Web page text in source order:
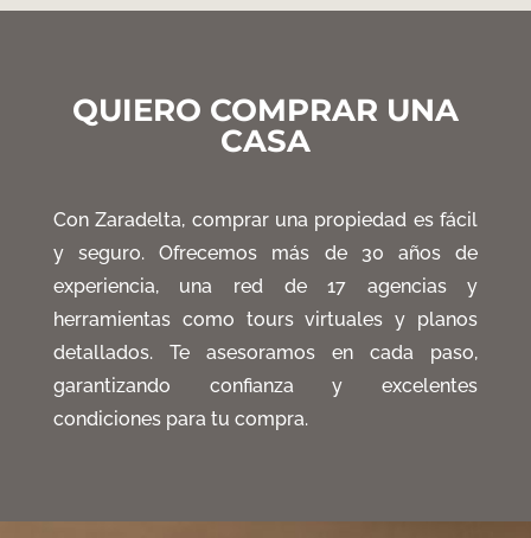
QUIERO COMPRAR UNA
CASA
Con Zaradelta, comprar una propiedad es fácil
y seguro. Ofrecemos más de 30 años de
experiencia, una red de 17 agencias y
herramientas como tours virtuales y planos
detallados. Te asesoramos en cada paso,
garantizando confianza y excelentes
condiciones para tu compra.